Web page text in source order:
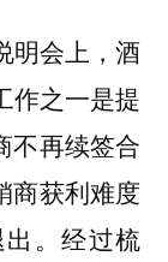
明会上，酒
作之一是提
不再续签合
商获利难度
。经过梳